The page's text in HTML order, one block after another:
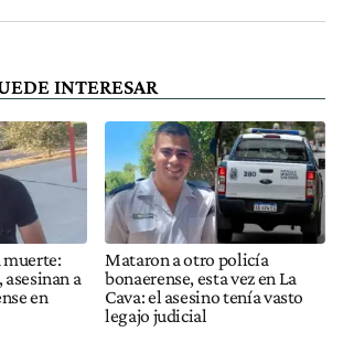
INTERESAR
muerte:
a
en
Mataron a otro policía
bonaerense, esta vez en La
Cava: el asesino tenía vasto
legajo judicial